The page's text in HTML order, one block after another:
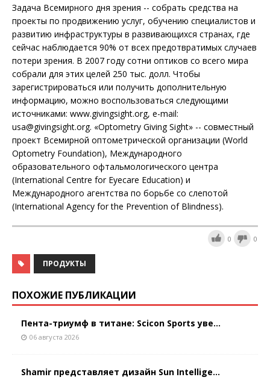
Задача Всемирного дня зрения -- собрать средства на
проекты по продвижению услуг, обучению специалистов и
развитию инфраструктуры в развивающихся странах, где
сейчас наблюдается 90% от всех предотвратимых случаев
потери зрения. В 2007 году сотни оптиков со всего мира
собрали для этих целей 250 тыс. долл. Чтобы
зарегистрироваться или получить дополнительную
информацию, можно воспользоваться следующими
источниками: www.givingsight.org, e-mail:
usa@givingsight.org. «Optometry Giving Sight» -- совместный
проект Всемирной оптометрической организации (World
Optometry Foundation), Международного
образовательного офтальмологического центра
(International Centre for Eyecare Education) и
Международного агентства по борьбе со слепотой
(International Agency for the Prevention of Blindness).
0 0
ПРОДУКТЫ
ПОХОЖИЕ ПУБЛИКАЦИИ
Пента-триумф в титане: Scicon Sports уве...
06 августа 2026
Shamir представляет дизайн Sun Intellige...